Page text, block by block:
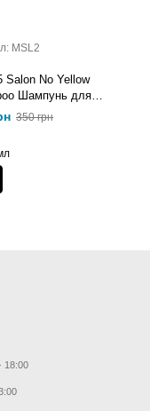
MSL2
Salon No Yellow
Шампунь для
350 грн
18:00